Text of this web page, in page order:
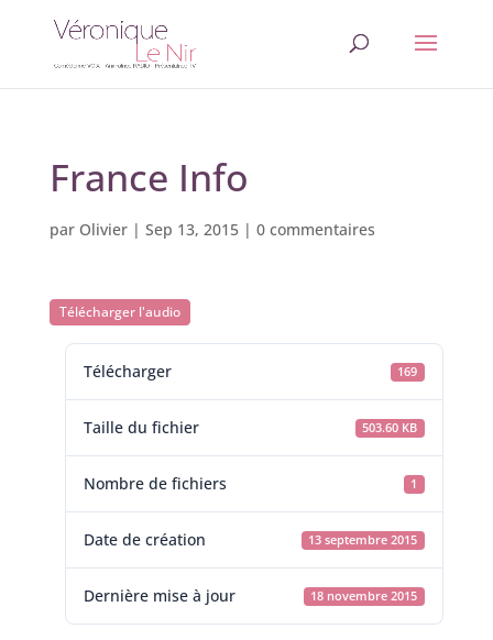
France Info
par Olivier| Sep 13, 2015| 0 commentaires
Télécharger l'audio
Télécharger 169
Taille du fichier 503.60 KB
Nombre de fichiers 1
Date de création 13 septembre 2015
Dernière mise à jour 18 novembre 2015